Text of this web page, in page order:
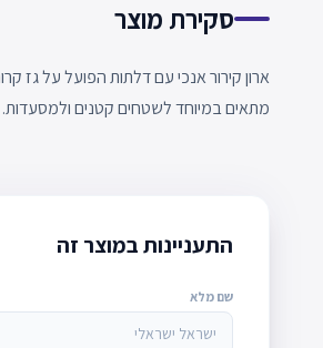
סקירת מוצר
מתאים במיוחד לשטחים קטנים ולמסעדות.
התעניינות במוצר זה
שם מלא